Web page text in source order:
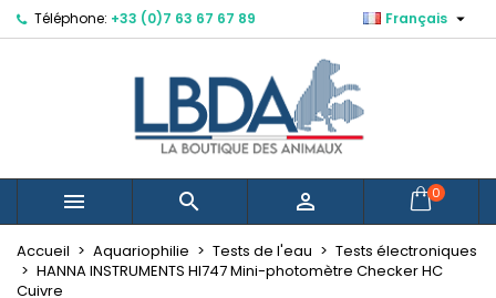
Téléphone: +33 (0)7 63 67 67 89 Français 
   0
Accueil Aquariophilie Tests de l'eau
Tests électroniques
HANNA INSTRUMENTS HI747 Mini-photomètre Checker HC
Cuivre
Mes listes d'envies ×
add_circle_outline Créer une nouvelle liste
Créer une liste d'envies ×
Nom de la liste d'envies
Annuler Créer une liste d'envies
Connexion ×
Vous devez être connecté pour ajouter des produits
à votre liste d'envies.
Annuler Connexion